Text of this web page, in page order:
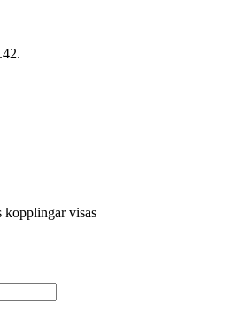
kopplingar visas